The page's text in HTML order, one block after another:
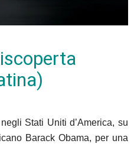
Stati Uniti d’America, su
Barack Obama, per una